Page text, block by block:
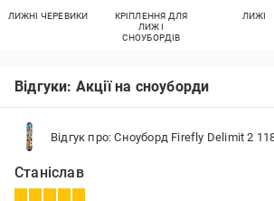
ЛИЖНІ ЧЕРЕВИКИ
КРІПЛЕННЯ ДЛЯ
ЛИЖ І
СНОУБОРДІВ
ЛИЖІ
Відгуки: Акції на сноуборди
Відгук про: Сноуборд Firefly Delimit 2
Станіслав